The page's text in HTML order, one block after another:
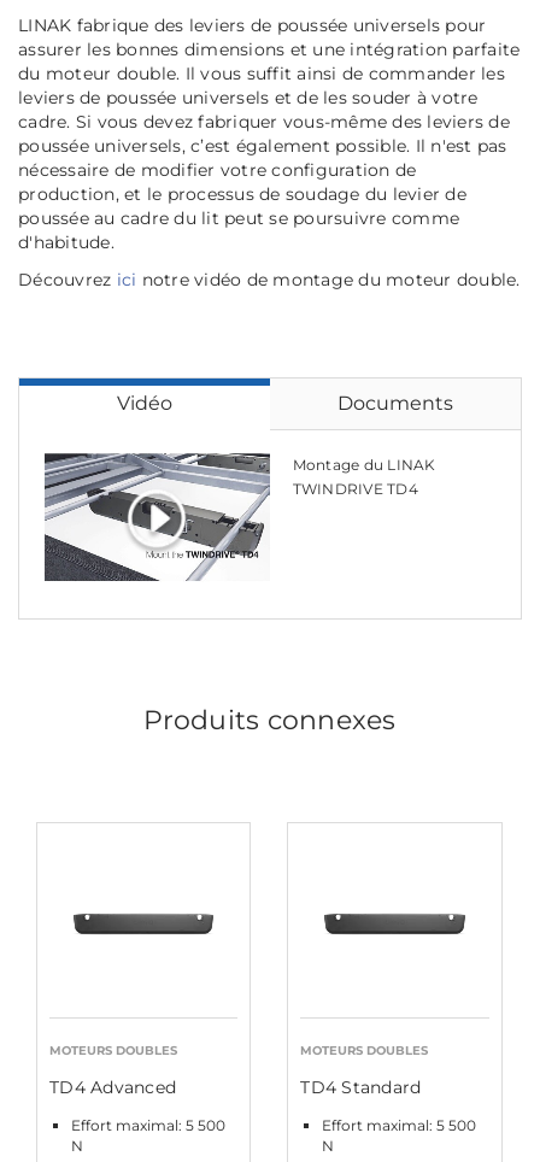
LINAK fabrique des leviers de poussée universels pour
assurer les bonnes dimensions et une intégration parfaite
du moteur double. Il vous suffit ainsi de commander les
leviers de poussée universels et de les souder à votre
cadre. Si vous devez fabriquer vous-même des leviers de
poussée universels, c’est également possible. Il n'est pas
nécessaire de modifier votre configuration de
production, et le processus de soudage du levier de
poussée au cadre du lit peut se poursuivre comme
d'habitude.
Découvrez ici notre vidéo de montage du moteur double.
Vidéo Documents
Montage du LINAK
TWINDRIVE TD4
Produits connexes
MOTEURS DOUBLES
TD4 Advanced
Effort maximal: 5 500
N
MOTEURS DOUBLES
TD4 Standard
Effort maximal: 5 500
N